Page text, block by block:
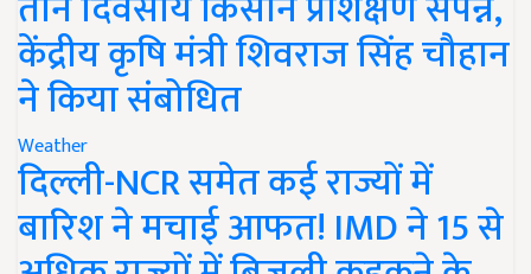
केंद्रीय कृषि मंत्री शिवराज सिंह चौहान
ने किया संबोधित
Weather
दिल्ली-NCR समेत कई राज्यों में
बारिश ने मचाई आफत! IMD ने 15 से